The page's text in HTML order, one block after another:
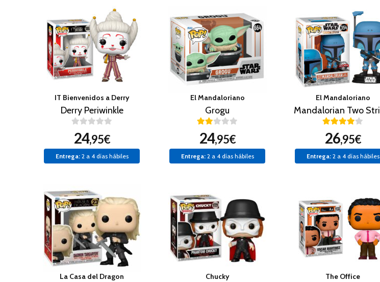
IT Bienvenidos a Derry
Derry Periwinkle
24,95€
Entrega:2 a 4 días hábiles
El Mandaloriano
Grogu
24,95€
Entrega:2 a 4 días hábiles
El Mandaloriano
26,95€
Entrega:2 a 4 días hábiles
La Casa del Dragon Chucky The Office